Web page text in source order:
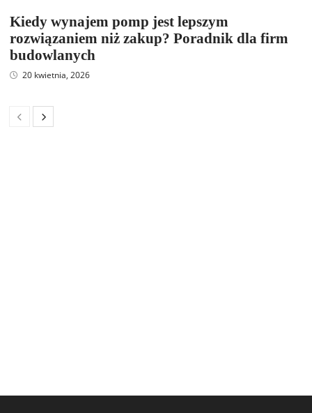
Kiedy wynajem pomp jest lepszym
rozwiązaniem niż zakup? Poradnik dla firm
budowlanych
20 kwietnia, 2026